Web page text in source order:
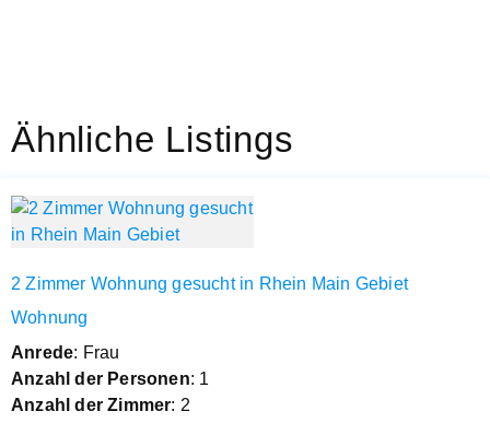
Ähnliche Listings
2 Zimmer Wohnung gesucht in Rhein Main Gebiet
Wohnung
Anrede: Frau
Anzahl der Personen: 1
Anzahl der Zimmer: 2